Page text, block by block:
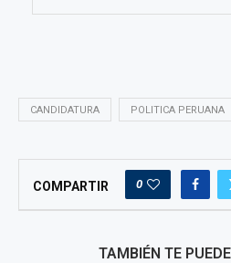
CANDIDATURA POLITICA PERUANA
COMPARTIR 0
TAMBIÉN TE